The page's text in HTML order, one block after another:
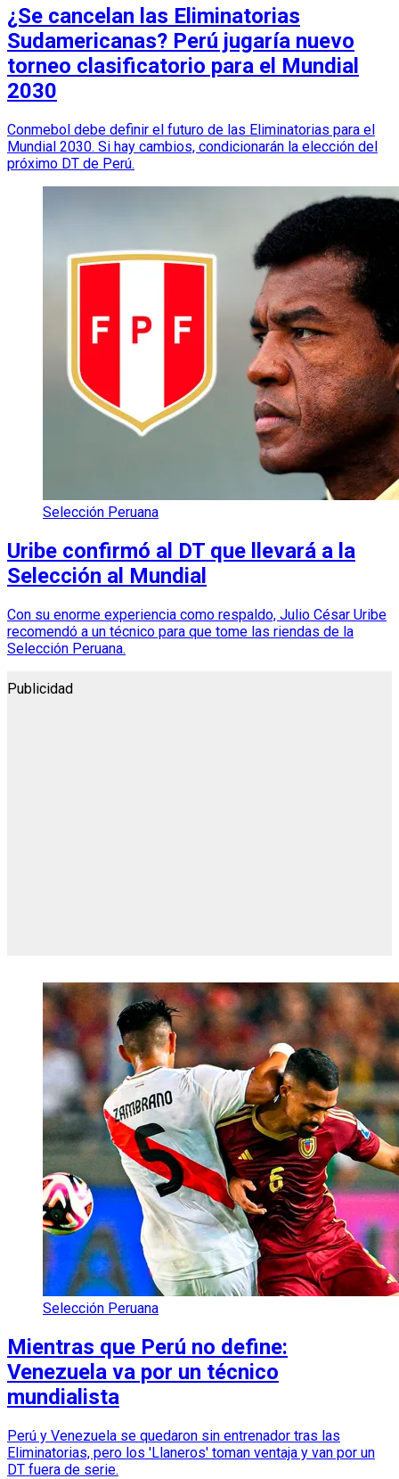
¿Se cancelan las Eliminatorias
Sudamericanas? Perú jugaría nuevo
torneo clasificatorio para el Mundial
2030
Conmebol debe definir el futuro de las Eliminatorias para el
Mundial 2030. Si hay cambios, condicionarán la elección del
próximo DT de Perú.
Selección Peruana
Uribe confirmó al DT que llevará a la
Selección al Mundial
Con su enorme experiencia como respaldo, Julio César Uribe
recomendó a un técnico para que tome las riendas de la
Selección Peruana.
Publicidad
Selección Peruana
Mientras que Perú no define:
Venezuela va por un técnico
mundialista
Perú y Venezuela se quedaron sin entrenador tras las
Eliminatorias, pero los 'Llaneros' toman ventaja y van por un
DT fuera de serie.